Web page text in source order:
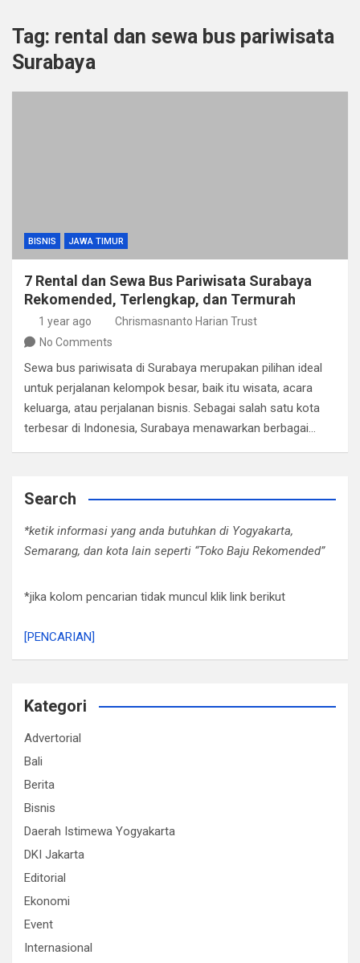
Tag: rental dan sewa bus pariwisata
Surabaya
BISNIS JAWA TIMUR
7 Rental dan Sewa Bus Pariwisata Surabaya
Rekomended, Terlengkap, dan Termurah
1 year ago
Chrismasnanto Harian Trust
No Comments
Sewa bus pariwisata di Surabaya merupakan pilihan ideal
untuk perjalanan kelompok besar, baik itu wisata, acara
keluarga, atau perjalanan bisnis. Sebagai salah satu kota
terbesar di Indonesia, Surabaya menawarkan berbagai…
Search
*ketik informasi yang anda butuhkan di Yogyakarta,
Semarang, dan kota lain seperti “Toko Baju Rekomended”
*jika kolom pencarian tidak muncul klik link berikut
[PENCARIAN]
Kategori
Advertorial
Bali
Berita
Bisnis
Daerah Istimewa Yogyakarta
DKI Jakarta
Editorial
Ekonomi
Event
Internasional